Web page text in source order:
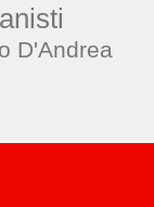
D'Andrea